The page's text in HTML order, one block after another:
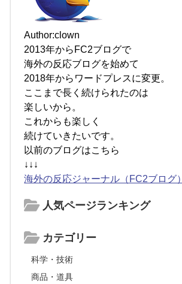
Author:clown
2013年からFC2ブログで
海外の反応ブログを始めて
2018年からワードプレスに変更。
ここまで長く続けられたのは
楽しいから。
これからも楽しく
続けていきたいです。
以前のブログはこちら
↓↓↓
海外の反応ジャーナル（FC2ブログ）
人気ページランキング
カテゴリー
科学・技術
商品・道具